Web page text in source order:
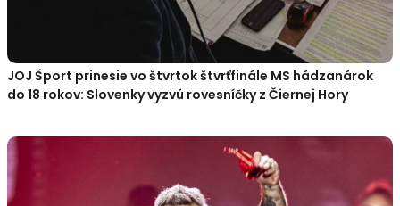
JOJ Šport prinesie vo štvrtok štvrťfinále MS hádzanárok
do 18 rokov: Slovenky vyzvú rovesníčky z Čiernej Hory